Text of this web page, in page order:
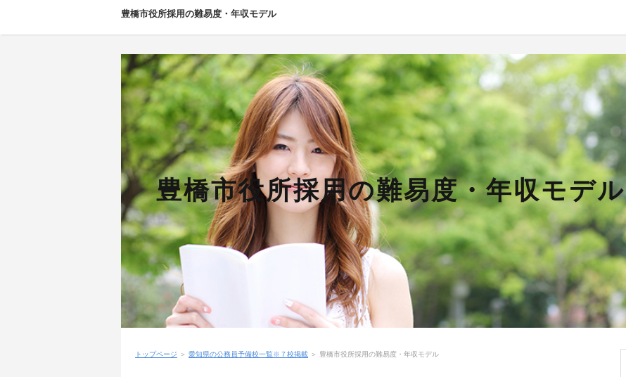
豊橋市役所採用の難易度・年収モデル
豊橋市役所採用の難易度・年収モデル
トップページ ＞ 愛知県の公務員予備校一覧※７校掲載 ＞ 豊橋市役所採用の難易度・年収モデル